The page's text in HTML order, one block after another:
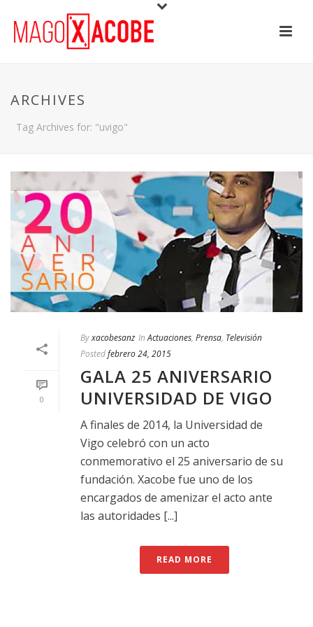
ARCHIVES
Tag Archives for: "uvigo"
0
Byxacobesanz In Actuaciones, Prensa, Televisión
Postedfebrero 24, 2015
GALA 25 ANIVERSARIO
UNIVERSIDAD DE VIGO
A finales de 2014, la Universidad de
Vigo celebró con un acto
conmemorativo el 25 aniversario de su
fundación. Xacobe fue uno de los
encargados de amenizar el acto ante
las autoridades [...]
READ MORE